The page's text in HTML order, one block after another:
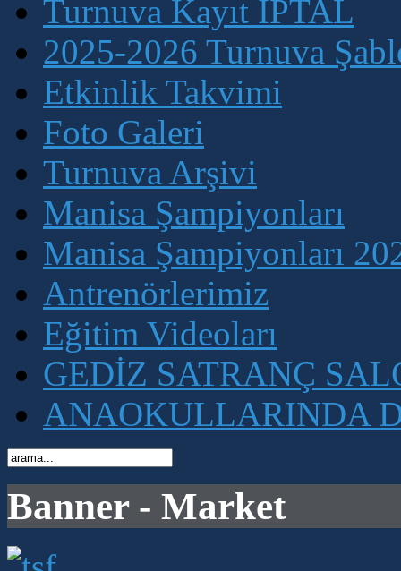
Turnuva Kayıt İPTAL
2025-2026 Turnuva
Etkinlik Takvimi
Foto Galeri
Turnuva Arşivi
Manisa Şampiyonları
Manisa Şampiyonları
Antrenörlerimiz
Eğitim Videoları
GEDİZ SATRANÇ
ANAOKULLARINDA
Banner - Market